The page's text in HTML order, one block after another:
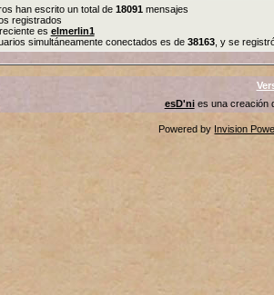
han escrito un total de 18091mensajes
registrados
es elmerlin1
simultáneamente conectados es de 38163, y se
esD'nies una creación
Powered by Invision